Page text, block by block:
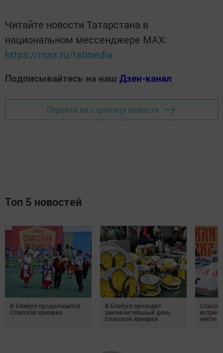
Читайте новости Татарстана в
национальном мессенджере MАХ:
https://max.ru/tatmedia
Подписывайтесь на наш Дзен-канал
Перейти на страницу новости
Топ 5 новостей
В Елабуге продолжается
Спасская ярмарка
В Елабуге проходит
заключительный день
Спасской ярмарки
месте